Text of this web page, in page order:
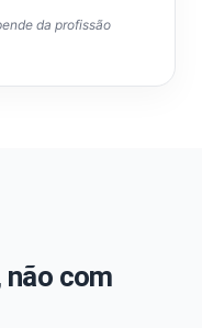
da profissão
não com